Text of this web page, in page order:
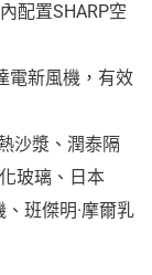
配置SHARP空
電新風機，有效
沙漿、潤泰隔
玻璃、日本
班傑明·摩爾乳